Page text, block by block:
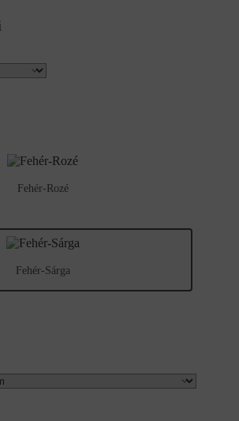
Fehér-Rozé
Fehér-Sárga